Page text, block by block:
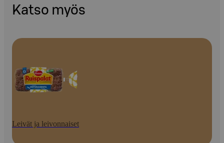
Katso myös
Leivät ja leivonnaiset